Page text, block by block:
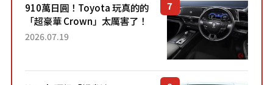
910萬日圓！Toyota 玩真的的
「超豪華 Crown」太厲害了！
採用由「匠人技藝」打造的
2026.07.19